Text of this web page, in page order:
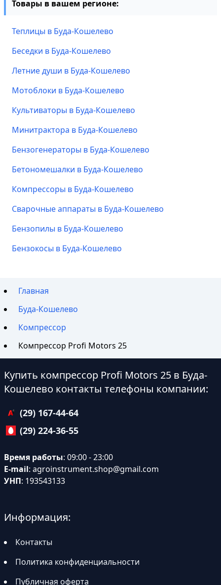
Товары в вашем регионе:
Теплицы в Буда-Кошелево
Беседки в Буда-Кошелево
Летние души в Буда-Кошелево
Мотоблоки в Буда-Кошелево
Культиваторы в Буда-Кошелево
Минитрактора в Буда-Кошелево
Бензогенераторы в Буда-Кошелево
Бетономешалки в Буда-Кошелево
Компрессоры в Буда-Кошелево
Сварочные аппараты в Буда-Кошелево
Бензопилы в Буда-Кошелево
Бензокосы в Буда-Кошелево
Главная
Буда-Кошелево
Компрессор
Компрессор Profi Motors 25
Купить компрессор Profi Motors 25 в Буда-
Кошелево контакты телефоны компании:
(29) 167-44-64
(29) 224-36-55
Время работы: 09:00 - 23:00
E-mail: agroinstrument.shop@gmail.com
УНП: 193543133
Информация:
Контакты
Политика конфиденциальности
Публичная оферта